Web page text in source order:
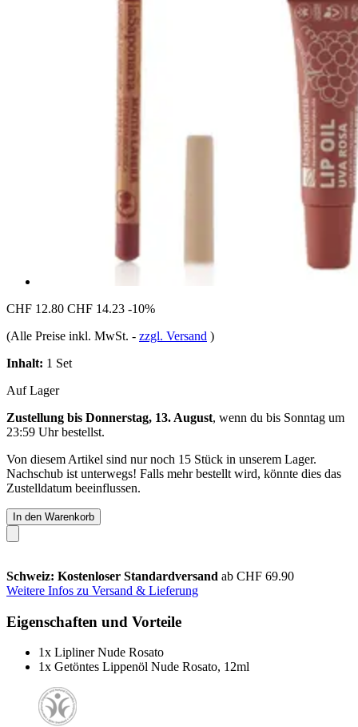
CHF 12.80 CHF 14.23 -10%
(Alle Preise inkl. MwSt. - zzgl. Versand )
Inhalt: 1 Set
Auf Lager
Zustellung bis Donnerstag, 13. August, wenn du bis Sonntag um
23:59 Uhrbestellst.
Von diesem Artikel sind nur noch 15 Stück in unserem Lager.
Nachschub ist unterwegs! Falls mehr bestellt wird, könnte dies das
Zustelldatum beeinflussen.
In den Warenkorb
Schweiz: Kostenloser Standardversand ab CHF 69.90
Weitere Infos zu Versand & Lieferung
Eigenschaften und Vorteile
1x Lipliner Nude Rosato
1x Getöntes Lippenöl Nude Rosato, 12ml